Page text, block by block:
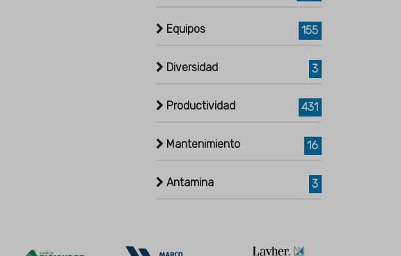
Equipos 155
Diversidad 3
Productividad 431
Mantenimiento 16
Antamina 3